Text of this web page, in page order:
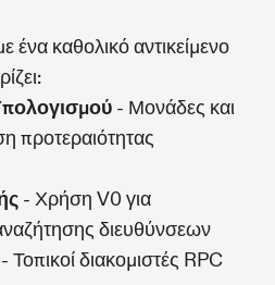
ένα καθολικό αντικείμενο
- Μονάδες και
προτεραιότητας
- Χρήση V0 για
διευθύνσεων
- Τοπικοί διακομιστές RPC